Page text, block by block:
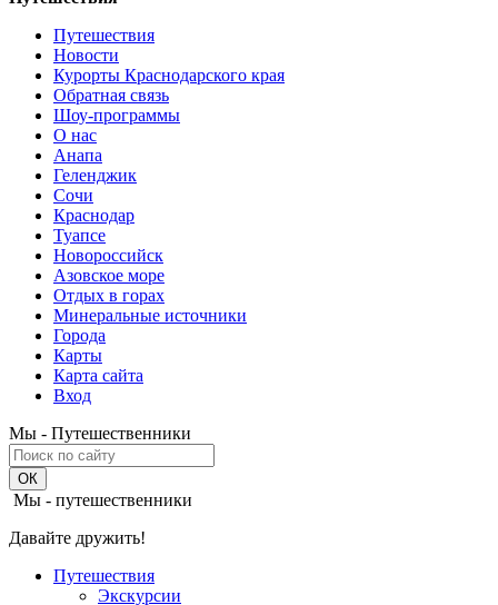
Путешествия
Новости
Курорты Краснодарского края
Обратная связь
Шоу-программы
О нас
Анапа
Геленджик
Сочи
Краснодар
Туапсе
Новороссийск
Азовское море
Отдых в горах
Минеральные источники
Города
Карты
Карта сайта
Вход
Мы - Путешественники
Мы - путешественники
Давайте дружить!
Путешествия
Экскурсии